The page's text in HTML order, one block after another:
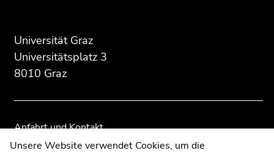
Universität Graz
Universitätsplatz 3
8010 Graz
Anfahrt und Kontakt
Kommunikation und Öffentlichkeitsarbeit
Übersicht
Seitenbereiche
Übersicht
Seitenbereiche
Unsere Website verwendet Cookies, um die